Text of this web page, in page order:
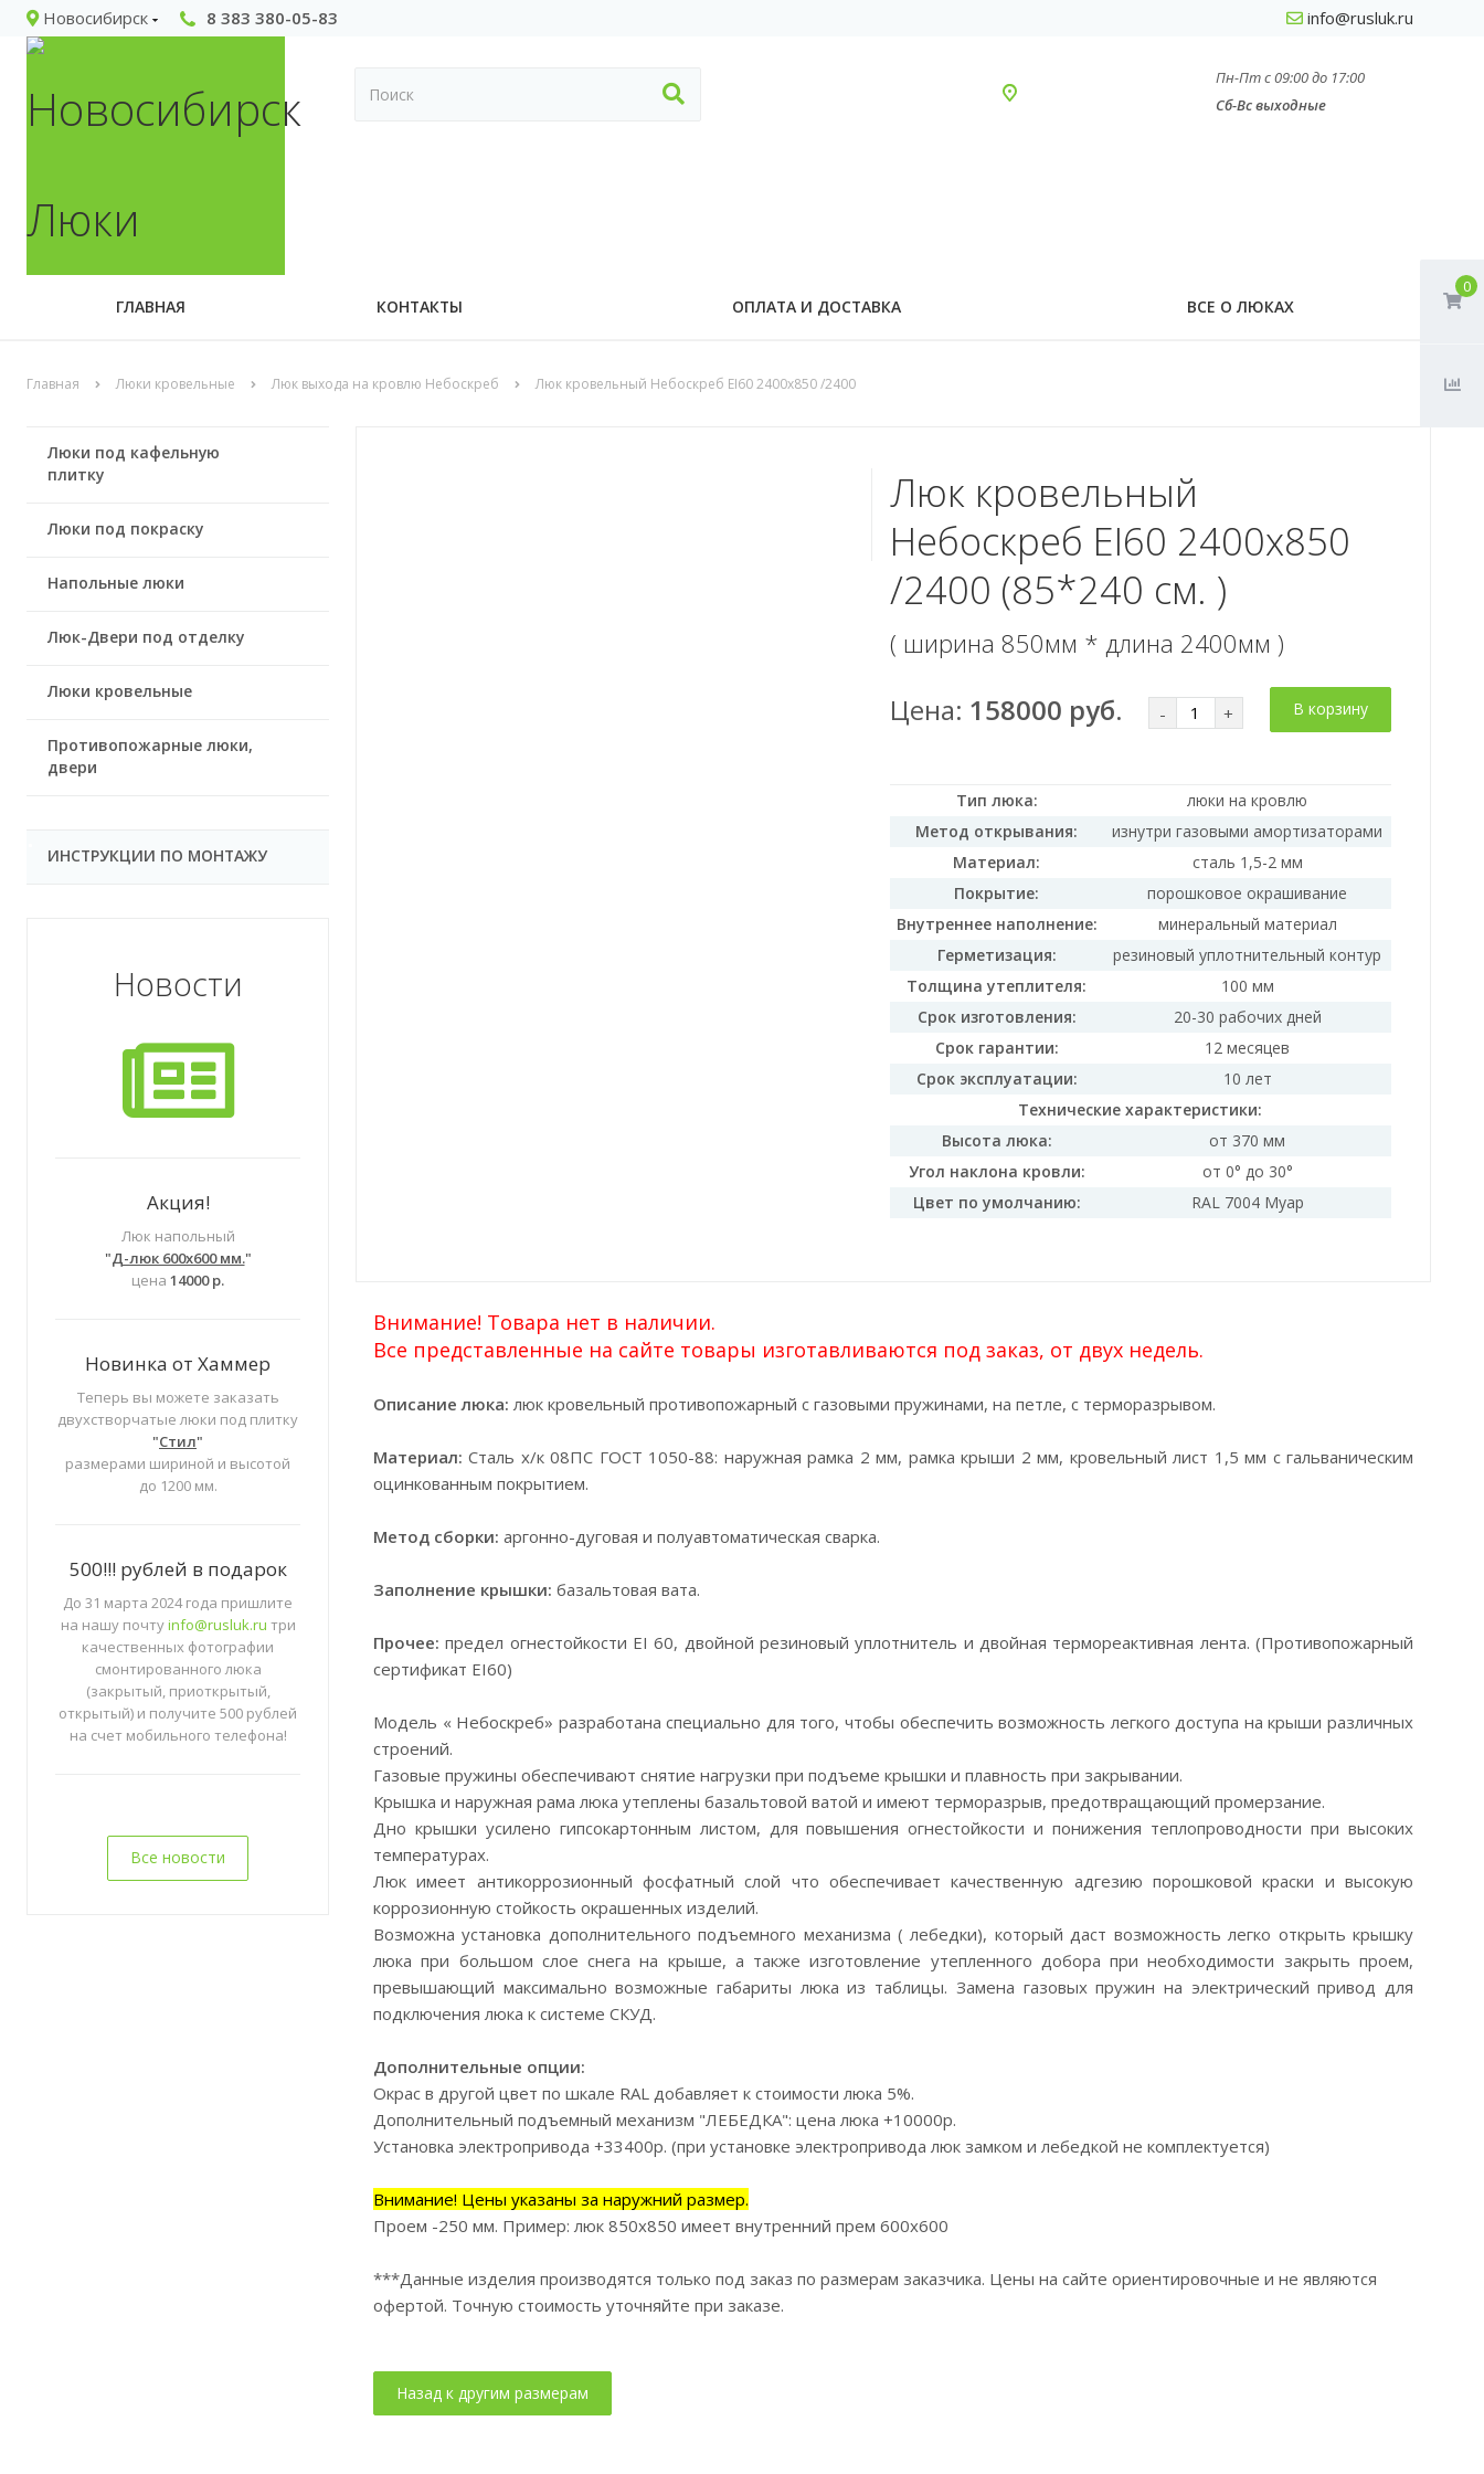
Новосибирск 8 383 380-05-83 info@rusluk.ru
Пн-Пт с 09:00 до 17:00
Сб-Вс выходные
ГЛАВНАЯ КОНТАКТЫ ОПЛАТА И ДОСТАВКА ВСЕ О ЛЮКАХ
Главная Люки кровельные Люк выхода на кровлю Небоскреб Люк кровельный Небоскреб EI60 2400x850 /2400
Люки под кафельную
плитку
Люки под покраску
Напольные люки
Люк-Двери под отделку
Люки кровельные
Противопожарные люки,
двери
ИНСТРУКЦИИ ПО МОНТАЖУ
Новости
Акция!
Люк напольный
"Д-люк 600х600 мм."
цена 14000 р.
Новинка от Хаммер
Теперь вы можете заказать
двухстворчатые люки под плитку
"Стил"
размерами шириной и высотой
до 1200 мм.
500!!! рублей в подарок
До 31 марта 2024 года пришлите
на нашу почтуinfo@rusluk.ru три
качественных фотографии
смонтированного люка
(закрытый, приоткрытый,
открытый) и получите 500 рублей
на счет мобильного телефона!
Все новости
Люк кровельный
Небоскреб EI60 2400x850
/2400 (85*240 см. )
( ширина 850мм * длина 2400мм )
Цена: 158000 руб. - + В корзину
Тип люка:
люки на кровлю
Метод открывания:
изнутри газовыми амортизаторами
Материал:
сталь 1,5-2 мм
Покрытие:
порошковое окрашивание
Внутреннее наполнение:
минеральный материал
Герметизация:
резиновый уплотнительный контур
Толщина утеплителя:
100 мм
Срок изготовления:
20-30 рабочих дней
Срок гарантии:
12 месяцев
Срок эксплуатации:
10 лет
Технические характеристики:
Высота люка:
от 370 мм
Угол наклона кровли:
от 0° до 30°
Цвет по умолчанию:
RAL 7004 Муар
Внимание! Товара нет в наличии.
Все представленные на сайте товары изготавливаются под заказ, от двух недель.
Описание люка: люк кровельный противопожарный с газовыми пружинами, на петле, с терморазрывом.
Материал: Сталь х/к 08ПС ГОСТ 1050-88: наружная рамка 2 мм, рамка крыши 2 мм, кровельный лист 1,5 мм с гальваническим
оцинкованным покрытием.
Метод сборки: аргонно-дуговая и полуавтоматическая сварка.
Заполнение крышки: базальтовая вата.
Прочее: предел огнестойкости EI 60, двойной резиновый уплотнитель и двойная термореактивная лента. (Противопожарный
сертификат EI60)
Модель « Небоскреб» разработана специально для того, чтобы обеспечить возможность легкого доступа на крыши различных
строений.
Газовые пружины обеспечивают снятие нагрузки при подъеме крышки и плавность при закрывании.
Крышка и наружная рама люка утеплены базальтовой ватой и имеют терморазрыв, предотвращающий промерзание.
Дно крышки усилено гипсокартонным листом, для повышения огнестойкости и понижения теплопроводности при высоких
температурах.
Люк имеет антикоррозионный фосфатный слой что обеспечивает качественную адгезию порошковой краски и высокую
коррозионную стойкость окрашенных изделий.
Возможна установка дополнительного подъемного механизма ( лебедки), который даст возможность легко открыть крышку
люка при большом слое снега на крыше, а также изготовление утепленного добора при необходимости закрыть проем,
превышающий максимально возможные габариты люка из таблицы. Замена газовых пружин на электрический привод для
подключения люка к системе СКУД.
Дополнительные опции:
Окрас в другой цвет по шкале RAL добавляет к стоимости люка 5%.
Дополнительный подъемный механизм "ЛЕБЕДКА": цена люка +10000р.
Установка электропривода +33400р. (при установке электропривода люк замком и лебедкой не комплектуется)
Внимание! Цены указаны за наружний размер.
Проем -250 мм. Пример: люк 850х850 имеет внутренний прем 600х600
***Данные изделия производятся только под заказ по размерам заказчика. Цены на сайте ориентировочные и не являются
офертой. Точную стоимость уточняйте при заказе.
0